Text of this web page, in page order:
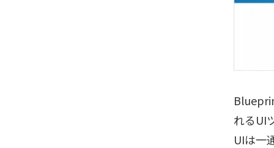
れるUI
UIは一